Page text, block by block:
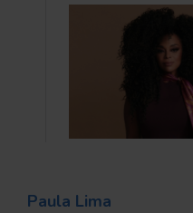
Paula Lima